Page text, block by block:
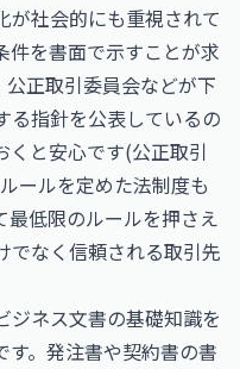
が社会的にも重視されて
件を書面で示すことが求
正取引委員会などが下
る指針を公表しているの
くと安心です(公正取引
ールを定めた法制度も
最低限のルールを押さえ
でなく信頼される取引先
ジネス文書の基礎知識を
。発注書や契約書の書